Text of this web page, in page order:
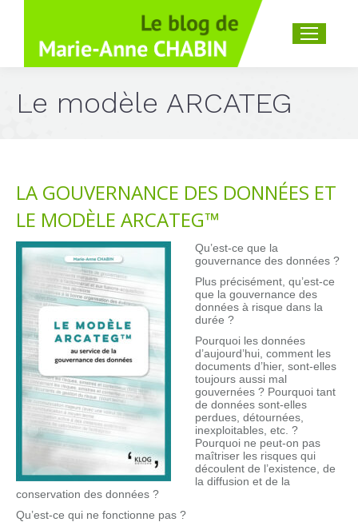
Recherche
Le modèle ARCATEG
LA GOUVERNANCE DES DONNÉES ET
LE MODÈLE ARCATEG™
Qu’est-ce que la
gouvernance des données ?
Plus précisément, qu’est-ce
que la gouvernance des
données à risque dans la
durée ?
Pourquoi les données
d’aujourd’hui, comment les
documents d’hier, sont-elles
toujours aussi mal
gouvernées ? Pourquoi tant
de données sont-elles
perdues, détournées,
inexploitables, etc. ?
Pourquoi ne peut-on pas
maîtriser les risques qui
découlent de l’existence, de
la diffusion et de la
conservation des données ?
Qu’est-ce qui ne fonctionne pas ?